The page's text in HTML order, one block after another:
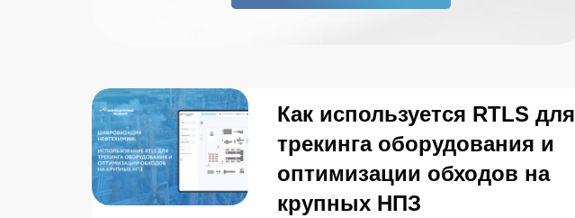
Как используется RTLS для
трекинга оборудования и
оптимизации обходов на
крупных НПЗ